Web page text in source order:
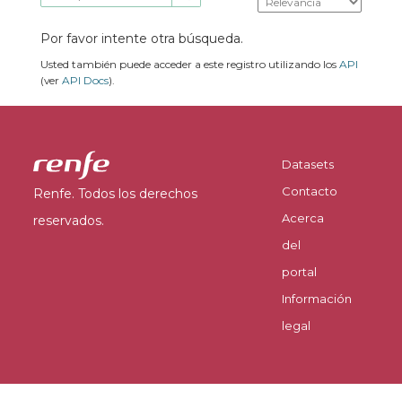
Por favor intente otra búsqueda.
Usted también puede acceder a este registro utilizando los API
(ver API Docs).
Renfe. Todos los derechos
reservados.
Datasets
Contacto
Acerca
del
portal
Información
legal